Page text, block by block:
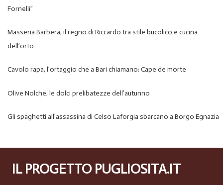
Fornelli”
Masseria Barbera, il regno di Riccardo tra stile bucolico e cucina
dell’orto
Cavolo rapa, l’ortaggio che a Bari chiamano: Cape de morte
Olive Nolche, le dolci prelibatezze dell’autunno
Gli spaghetti all’assassina di Celso Laforgia sbarcano a Borgo Egnazia
IL PROGETTO PUGLIOSITA.IT